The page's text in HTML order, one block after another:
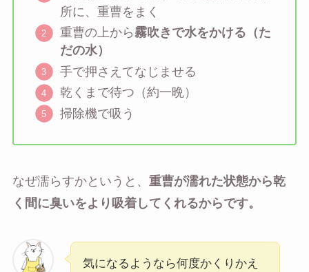
所に、重曹をまく
重曹の上から霧吹きで水をかける（た
だの水）
手で押さえてなじませる
乾くまで待つ（約一晩）
掃除機で吸う
なぜ濡らすかというと、 重曹が濡れた状態から乾
く間に臭いをより吸着してくれるからです。
気になるようなら何度かくりかえ